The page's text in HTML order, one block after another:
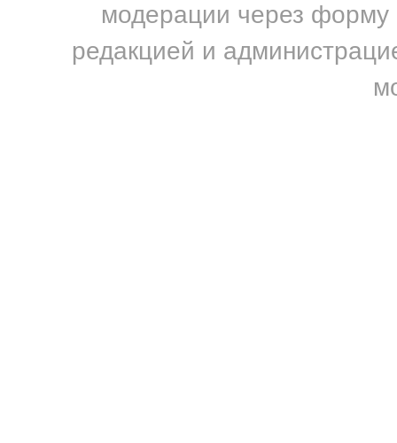
модерации через форму
редакцией и